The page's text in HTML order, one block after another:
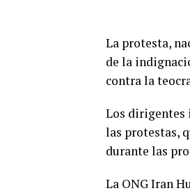
La protesta,
de la
contra la
Los dirigentes
las protestas,
durante las
La ONG Iran